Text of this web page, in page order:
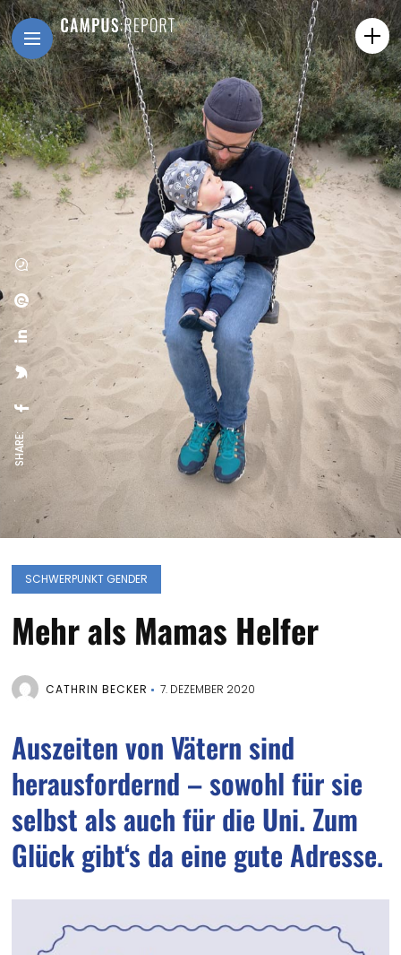
SHARE:
SCHWERPUNKT GENDER
Mehr als Mamas Helfer
CATHRIN BECKER 7. DEZEMBER 2020
Auszeiten von Vätern sind
herausfordernd – sowohl für sie
selbst als auch für die Uni. Zum
Glück gibt‘s da eine gute Adresse.